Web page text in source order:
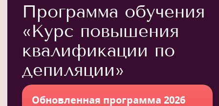
Программа обучения
«Курс повышения
квалификации по
депиляции»
Обновленная программа 2026